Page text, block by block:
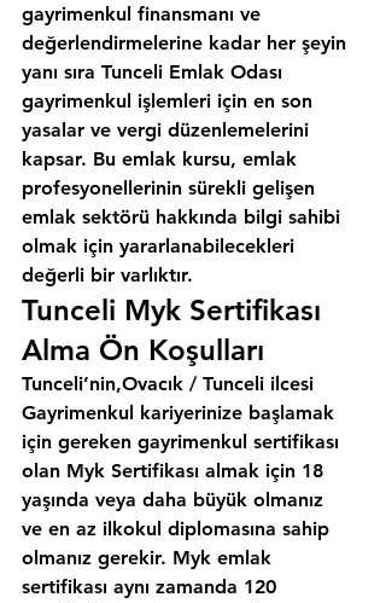
gayrimenkul finansmanı ve
değerlendirmelerine kadar her şeyin
yanı sıra Tunceli Emlak Odası
gayrimenkul işlemleri için en son
yasalar ve vergi düzenlemelerini
kapsar. Bu emlak kursu, emlak
profesyonellerinin sürekli gelişen
emlak sektörü hakkında bilgi sahibi
olmak için yararlanabilecekleri
değerli bir varlıktır.
Tunceli Myk Sertifikası
Alma Ön Koşulları
Tunceli’nin,Ovacık / Tunceli ilcesi
Gayrimenkul kariyerinize başlamak
için gereken gayrimenkul sertifikası
olan Myk Sertifikası almak için 18
yaşında veya daha büyük olmanız
ve en az ilkokul diplomasına sahip
olmanız gerekir. Myk emlak
sertifikası aynı zamanda 120